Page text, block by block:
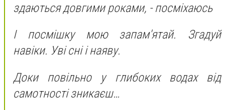
здаються довгими роками, - посміхаюсь
І посмішку мою запам'ятай. Згадуй
навіки. Уві сні і наяву.
Доки повільно у глибоких водах від
самотності зникаєш…